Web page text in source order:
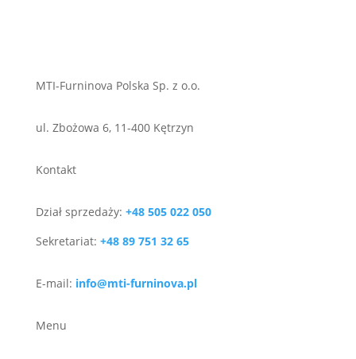
MTI-Furninova Polska Sp. z o.o.
ul. Zbożowa 6, 11-400 Kętrzyn
Kontakt
Dział sprzedaży: +48 505 022 050
Sekretariat: +48 89 751 32 65
E-mail: info@mti-furninova.pl
Menu